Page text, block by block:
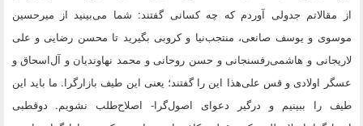
از مقالاتم جدولی آوردم که چه کسانی گفتند: شما می‌بینید از میرحسین
موسوی و یوسف صانعی، منتجب‌نیا و کروبی بگیرید تا محسن رضایی و علی
لاریجانی و‌ هاشمی‌رفسنجانی و حسن روحانی و محمد نهاوندیان و آل‌اسحاق و
عسگر اولادی و قس علی‌هذا این را گفتند؛ یعنی این طیف بازارگرا. ما باید این
طیف را ببینیم و درگیر دعوای اصول‌گرا- اصلاح‌طلب نشویم. دوقطبی